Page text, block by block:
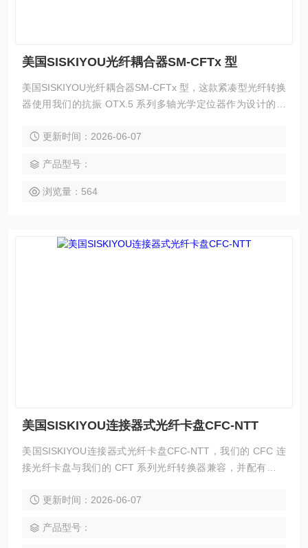
美国SISKIYOU光纤耦合器SM-CFTx 型
美国SISKIYOU光纤耦合器SM-CFTx 型，这款紧凑型光纤转换
器使用我们的抗振 OTX.5 系列多轴光学定位器作为设计的基
六角调节螺钉提供精确的亚微米平移。Y 轴旋钮使用捕获螺钉
稳定性，我们增加了无影响的轴锁，以在具有挑战性的环境中
保持稳定性。
更新时间：2026-06-07
产品型号：
浏览量：564
美国SISKIYOU连接器式光纤卡盘CFC-NTT
美国SISKIYOU连接器式光纤卡盘CFC-NTT，我们的 CFC 连
接光纤卡盘与我们的 CFT 系列光纤转换器兼容，并配有刻度
带有手指切口的实心黄铜体用于促进连接器连接到卡盘。刻度
CFT 系列光纤转换器兼容。当一起使用时，可以实现 3 个或 5
更新时间：2026-06-07
产品型号：